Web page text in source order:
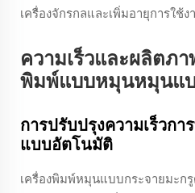
เครื่องจักรกลและเพิ่มอายุการใช้ง
ความเร็วและผลิตภ
พิมพ์แบบหมุนหมุนแ
การปรับปรุงความเร็วก
แบบอัตโนมัติ
เครื่องพิมพ์หมุนแบบกระจายมะก